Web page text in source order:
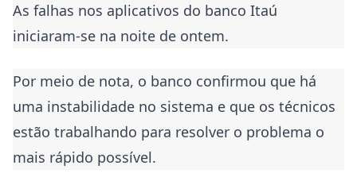
As falhas nos aplicativos do banco Itaú
iniciaram-se na noite de ontem.
Por meio de nota, o banco confirmou que há
uma instabilidade no sistema e que os técnicos
estão trabalhando para resolver o problema o
mais rápido possível.